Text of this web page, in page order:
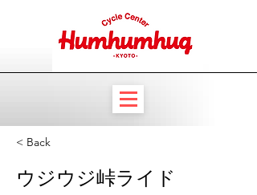
< Back
ウジウジ峠ライド